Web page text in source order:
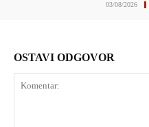
03/08/2026
OSTAVI ODGOVOR